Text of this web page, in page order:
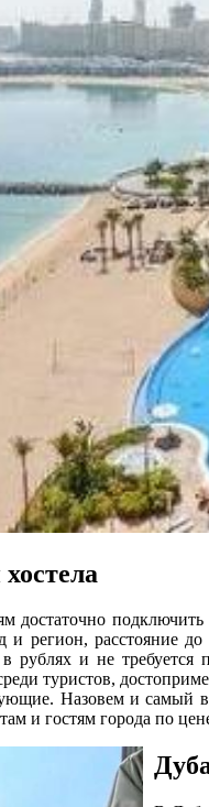
достаточно
и регион, расстояние
рублях и не
туристов,
Назовем и самый
и гостям города по